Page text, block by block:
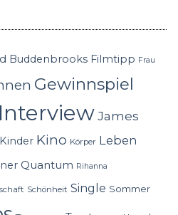
Buddenbrooks Filmtipp Frau
Gewinnspiel
InterviewJames
Kinder Kino Körper Leben
Quantum Rihanna
Schönheit Single Sommer